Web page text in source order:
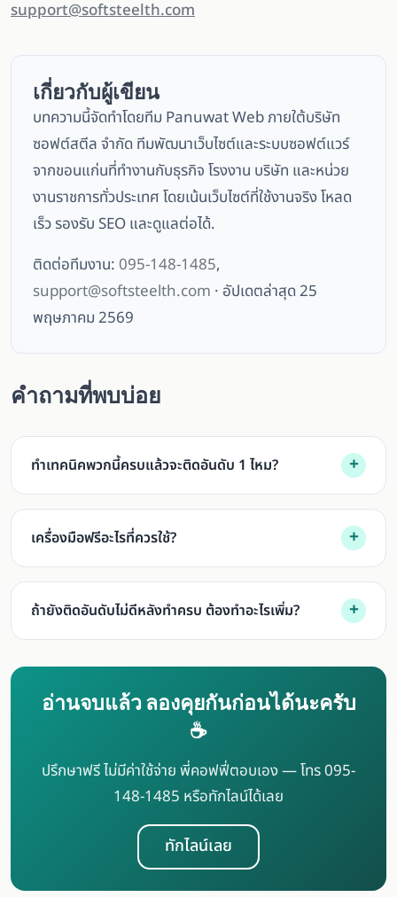
support@softsteelth.com
เกี่ยวกับผู้เขียน
บทความนี้จัดทำโดยทีม Panuwat Web ภายใต้บริษัท
ซอฟต์สตีล จำกัด ทีมพัฒนาเว็บไซต์และระบบซอฟต์แวร์
จากขอนแก่นที่ทำงานกับธุรกิจ โรงงาน บริษัท และหน่วย
งานราชการทั่วประเทศ โดยเน้นเว็บไซต์ที่ใช้งานจริง โหลด
เร็ว รองรับ SEO และดูแลต่อได้.
ติดต่อทีมงาน: 095-148-1485,
support@softsteelth.com · อัปเดตล่าสุด 25
พฤษภาคม 2569
คำถามที่พบบ่อย
ทำเทคนิคพวกนี้ครบแล้วจะติดอันดับ 1 ไหม? +
เครื่องมือฟรีอะไรที่ควรใช้? +
ถ้ายังติดอันดับไม่ดีหลังทำครบ ต้องทำอะไรเพิ่ม? +
อ่านจบแล้ว ลองคุยกันก่อนได้นะครับ
☕
ปรึกษาฟรี ไม่มีค่าใช้จ่าย พี่คอฟฟี่ตอบเอง — โทร 095-
148-1485 หรือทักไลน์ได้เลย
ทักไลน์เลย